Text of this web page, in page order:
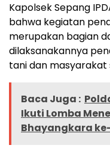
Kapolsek Sepang
bahwa kegiatan
merupakan bagian
dilaksanakannya
tani dan
Baca Juga :
Ikuti Lomba
Bhayangkara